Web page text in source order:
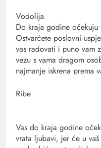
Vodolija
Do kraja godine
Ostvarćete poslovni
vas radovati i puno vam
vezu s vama dragom
najmanje iskrena prema
Ribe
Vas do kraja godine
vrata ljubavi, jer će u